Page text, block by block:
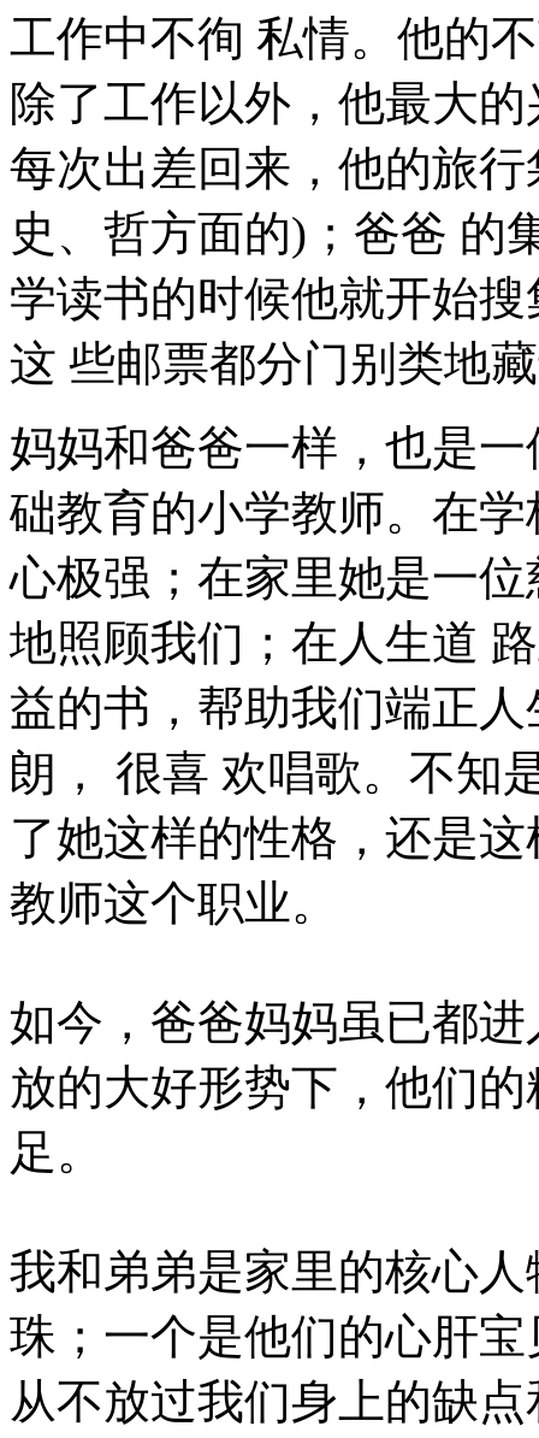
工作中不徇 私情。他的
除了工作以外，他最大
每次出差回来，他的旅
史、哲方面的)；爸爸 的
学读书的时候他就开始
这 些邮票都分门别类地
妈妈和爸爸一样，也是
础教育的小学教师。在
心极强；在家里她是一
地照顾我们；在人生道
益的书，帮助我们端正
朗， 很喜 欢唱歌。不
了她这样的性格，还是
教师这个职业。
如今，爸爸妈妈虽已都
放的大好形势下，他们
足。
我和弟弟是家里的核心
珠；一个是他们的心肝
从不放过我们身上的缺